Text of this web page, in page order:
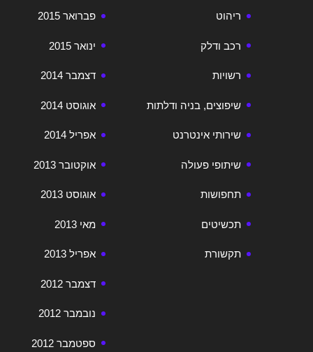
פברואר 2015
ינואר 2015
דצמבר 2014
אוגוסט 2014
אפריל 2014
אוקטובר 2013
אוגוסט 2013
מאי 2013
אפריל 2013
דצמבר 2012
נובמבר 2012
ספטמבר 2012
ריהוט
רכב ודלק
רשויות
שיפוצים, בניה ודלתות
שירותי אינטרנט
שיתופי פעולה
תחפושות
תכשיטים
תקשורת